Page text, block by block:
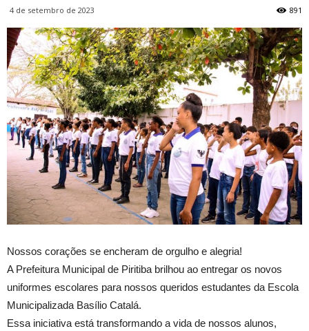
Piritiba
4 de setembro de 2023 891
Nossos corações se encheram de orgulho e alegria!
A Prefeitura Municipal de Piritiba brilhou ao entregar os novos
uniformes escolares para nossos queridos estudantes da Escola
Municipalizada Basílio Catalá.
Essa iniciativa está transformando a vida de nossos alunos,